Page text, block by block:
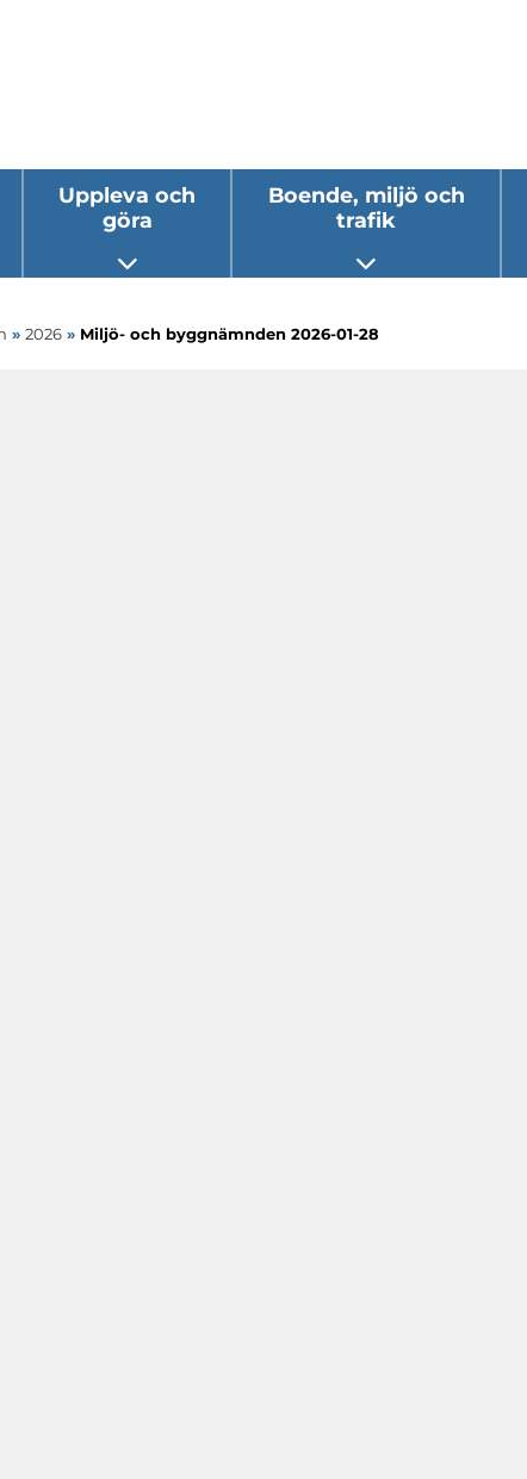
Uppleva och
göra
Öppna undermeny
Boende, miljö och
trafik
Öppna undermeny
» 2026 » Miljö- och byggnämnden 2026-01-28